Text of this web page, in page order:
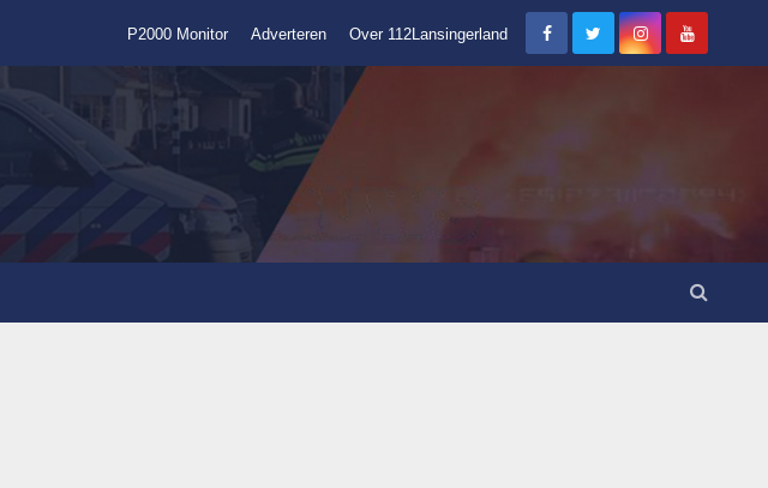
P2000 Monitor Adverteren Over 112Lansingerland